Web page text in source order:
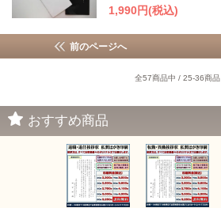
1,990円(税込)
前のページへ
全57商品中 / 25-36商品
おすすめ商品